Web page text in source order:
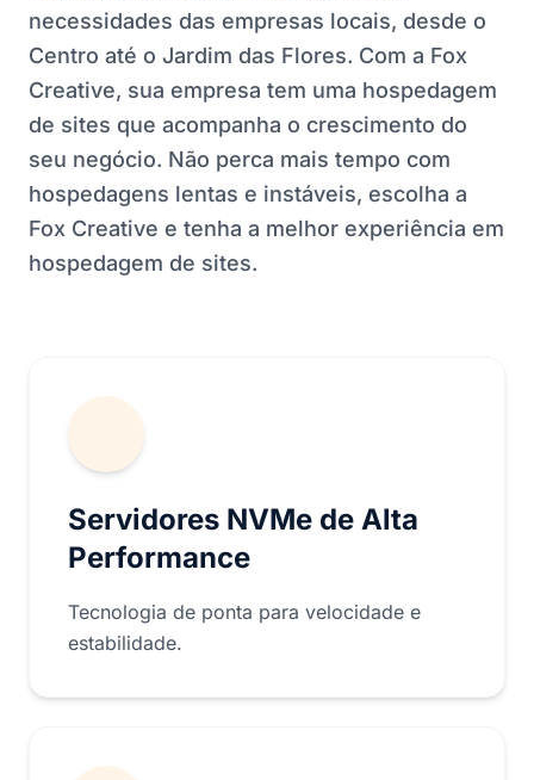
necessidades das empresas locais, desde o
Centro até o Jardim das Flores. Com a Fox
Creative, sua empresa tem uma hospedagem
de sites que acompanha o crescimento do
seu negócio. Não perca mais tempo com
hospedagens lentas e instáveis, escolha a
Fox Creative e tenha a melhor experiência em
hospedagem de sites.
Servidores NVMe de Alta
Performance
Tecnologia de ponta para velocidade e
estabilidade.